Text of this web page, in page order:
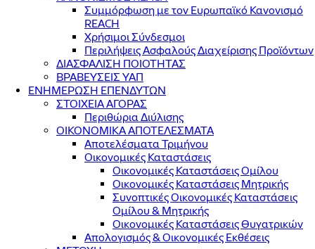
Συμμόρφωση με τον Ευρωπαϊκό Κανονισμό
REACH
Χρήσιμοι Σύνδεσμοι
Περιλήψεις Ασφαλούς Διαχείρισης Προϊόντων
ΔΙΑΣΦΑΛΙΣΗ ΠΟΙΟΤΗΤΑΣ
ΒΡΑΒΕΥΣΕΙΣ ΥΑΠ
ΕΝΗΜΕΡΩΣΗ ΕΠΕΝΔΥΤΩΝ
ΣΤΟΙΧΕΙΑ ΑΓΟΡΑΣ
Περιθώρια Διύλισης
ΟΙΚΟΝΟΜΙΚΑ ΑΠΟΤΕΛΕΣΜΑΤΑ
Αποτελέσματα Τριμήνου
Οικονομικές Καταστάσεις
Οικονομικές Καταστάσεις Ομίλου
Οικονομικές Καταστάσεις Μητρικής
Συνοπτικές Οικονομικές Καταστάσεις
Ομίλου & Μητρικής
Οικονομικές Καταστάσεις Θυγατρικών
Απολογισμός & Οικονομικές Εκθέσεις